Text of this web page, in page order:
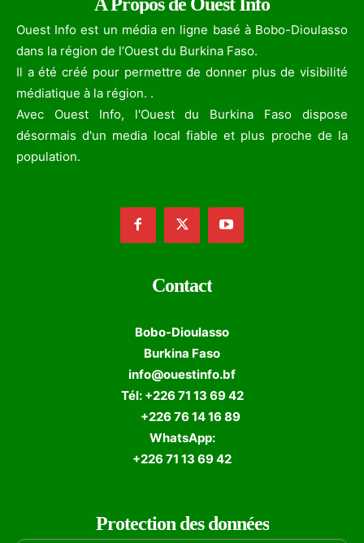
Ouest Info est un média en ligne basé à Bobo-Dioulasso
dans la région de l’Ouest du Burkina Faso.
Il a été créé pour permettre de donner plus de visibilité
médiatique à la région. .
Avec Ouest Info, l'Ouest du Burkina Faso dispose
désormais d'un media local fiable et plus proche de la
population.
Contact
Bobo-Dioulasso
Burkina Faso
info@ouestinfo.bf
Tél: +226 71 13 69 42
+226 76 14 16 89
WhatsApp:
+226 71 13 69 42
Protection des données